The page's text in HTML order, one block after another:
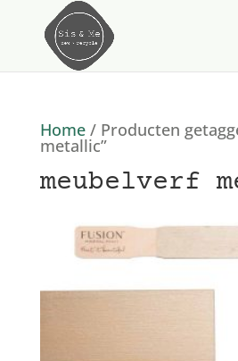
Home/ Producten
metallic”
meubelverf